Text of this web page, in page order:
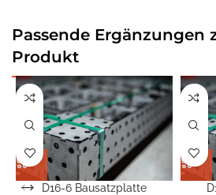
Passende Ergänzungen
Produkt
D16-6 Bausatzplatte